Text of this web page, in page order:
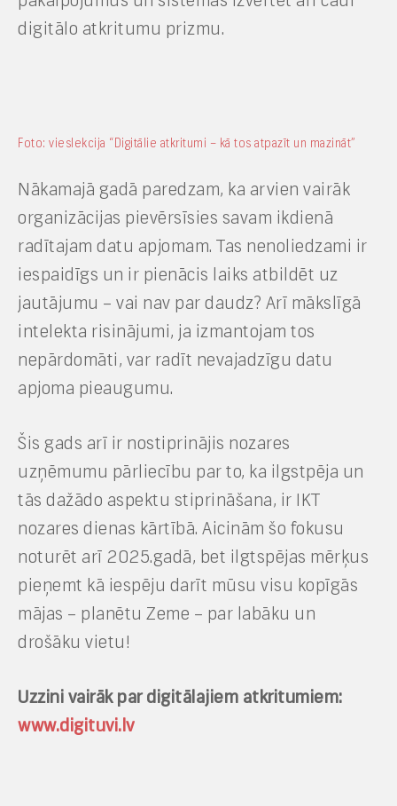
digitālo atkritumu prizmu.
Foto: vieslekcija “Digitālie atkritumi – kā tos atpazīt un mazināt”
Nākamajā gadā paredzam, ka arvien vairāk
organizācijas pievērsīsies savam ikdienā
radītajam datu apjomam. Tas nenoliedzami ir
iespaidīgs un ir pienācis laiks atbildēt uz
jautājumu – vai nav par daudz? Arī mākslīgā
intelekta risinājumi, ja izmantojam tos
nepārdomāti, var radīt nevajadzīgu datu
apjoma pieaugumu.
Šis gads arī ir nostiprinājis nozares
uzņēmumu pārliecību par to, ka ilgstpēja un
tās dažādo aspektu stiprināšana, ir IKT
nozares dienas kārtībā. Aicinām šo fokusu
noturēt arī 2025.gadā, bet ilgtspējas mērķus
pieņemt kā iespēju darīt mūsu visu kopīgās
mājas – planētu Zeme – par labāku un
drošāku vietu!
Uzzini vairāk par digitālajiem atkritumiem:
www.digituvi.lv